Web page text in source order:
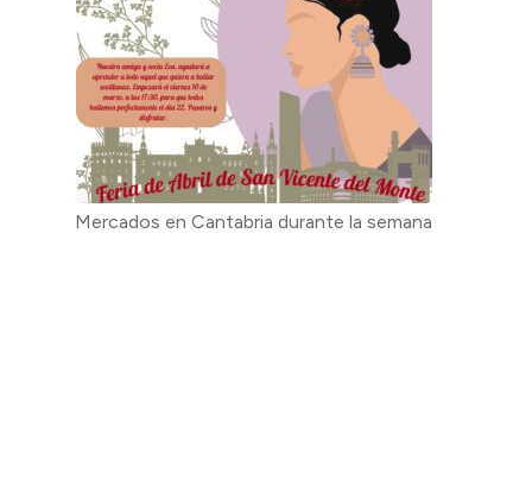
Mercados en Cantabria durante la semana